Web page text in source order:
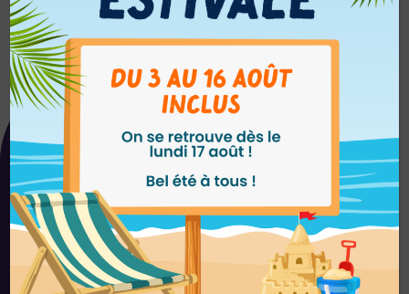
CONTACTER GESCOLIA
NOUS ÉCRIRE NOUS APPELER